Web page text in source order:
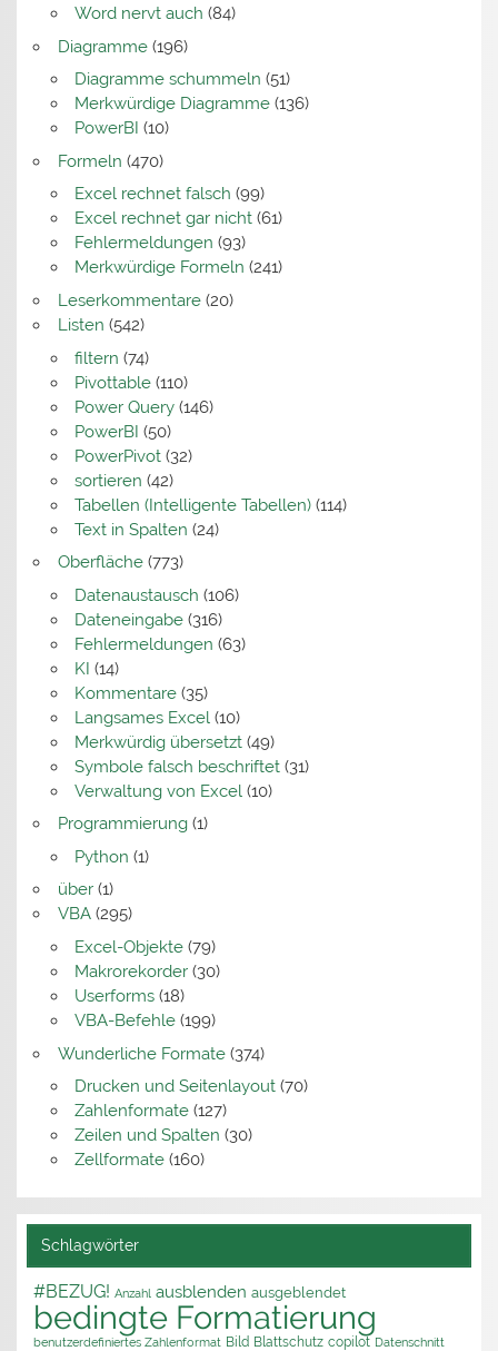
Word nervt auch (84)
Diagramme(196)
Diagramme schummeln (51)
Merkwürdige Diagramme(136)
PowerBI (10)
Formeln (470)
Excel rechnet falsch (99)
Excel rechnet gar nicht(61)
Fehlermeldungen (93)
Merkwürdige Formeln (241)
Leserkommentare(20)
Listen (542)
filtern (74)
Pivottable(110)
Power Query(146)
PowerBI (50)
PowerPivot(32)
sortieren (42)
Tabellen (Intelligente Tabellen)(114)
Text in Spalten (24)
Oberfläche(773)
Datenaustausch (106)
Dateneingabe(316)
Fehlermeldungen (63)
KI (14)
Kommentare(35)
Langsames Excel(10)
Merkwürdig übersetzt(49)
Symbole falsch beschriftet(31)
Verwaltung von Excel(10)
Programmierung(1)
Python (1)
über(1)
VBA(295)
Excel-Objekte(79)
Makrorekorder(30)
Userforms(18)
VBA-Befehle(199)
Wunderliche Formate(374)
Drucken und Seitenlayout(70)
Zahlenformate(127)
Zeilen und Spalten (30)
Zellformate(160)
Schlagwörter
#BEZUG! Anzahl ausblenden ausgeblendet
bedingte Formatierung
benutzerdefiniertes Zahlenformat Bild Blattschutz copilot Datenschnitt